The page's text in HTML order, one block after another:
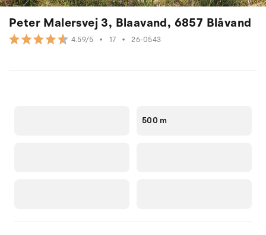
Peter Malersvej 3, Blaavand, 6857 Blåvand
4.59/5 • 17 • 26-0543
500 m